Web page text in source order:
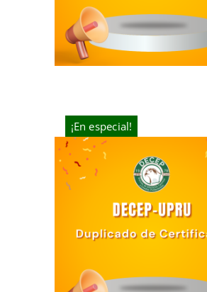
¡En especial!